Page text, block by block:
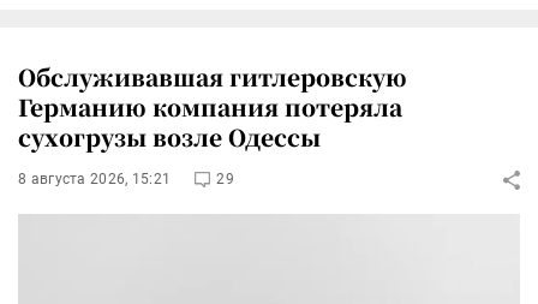
Обслуживавшая гитлеровскую
Германию компания потеряла
сухогрузы возле Одессы
8 августа 2026, 15:21 29